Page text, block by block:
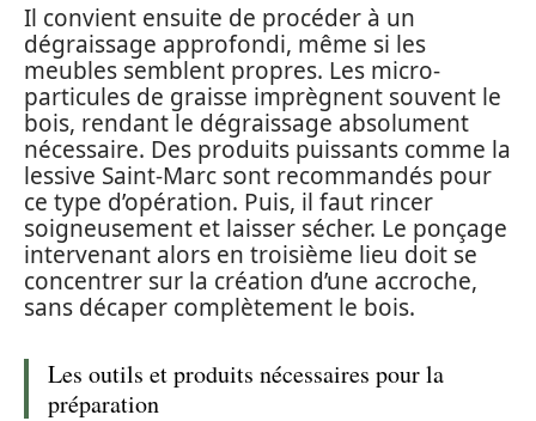
Il convient ensuite de procéder à un
dégraissage approfondi, même si les
meubles semblent propres. Les micro-
particules de graisse imprègnent souvent le
bois, rendant le dégraissage absolument
nécessaire. Des produits puissants comme la
lessive Saint-Marc sont recommandés pour
ce type d’opération. Puis, il faut rincer
soigneusement et laisser sécher. Le ponçage
intervenant alors en troisième lieu doit se
concentrer sur la création d’une accroche,
sans décaper complètement le bois.
Les outils et produits nécessaires pour la
préparation